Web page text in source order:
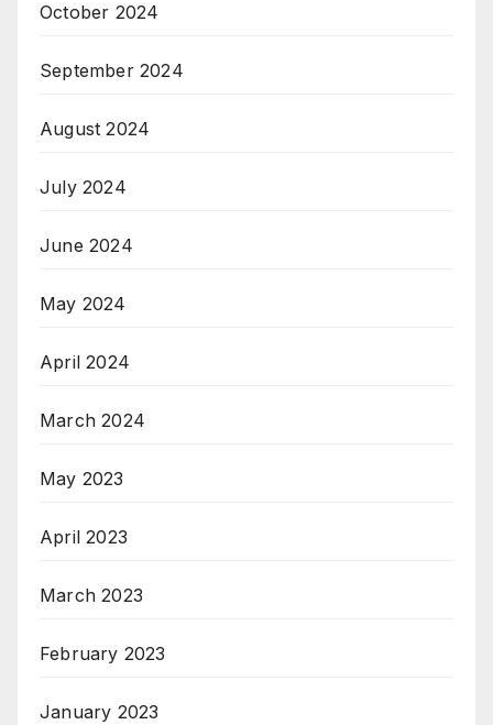
October 2024
September 2024
August 2024
July 2024
June 2024
May 2024
April 2024
March 2024
May 2023
April 2023
March 2023
February 2023
January 2023